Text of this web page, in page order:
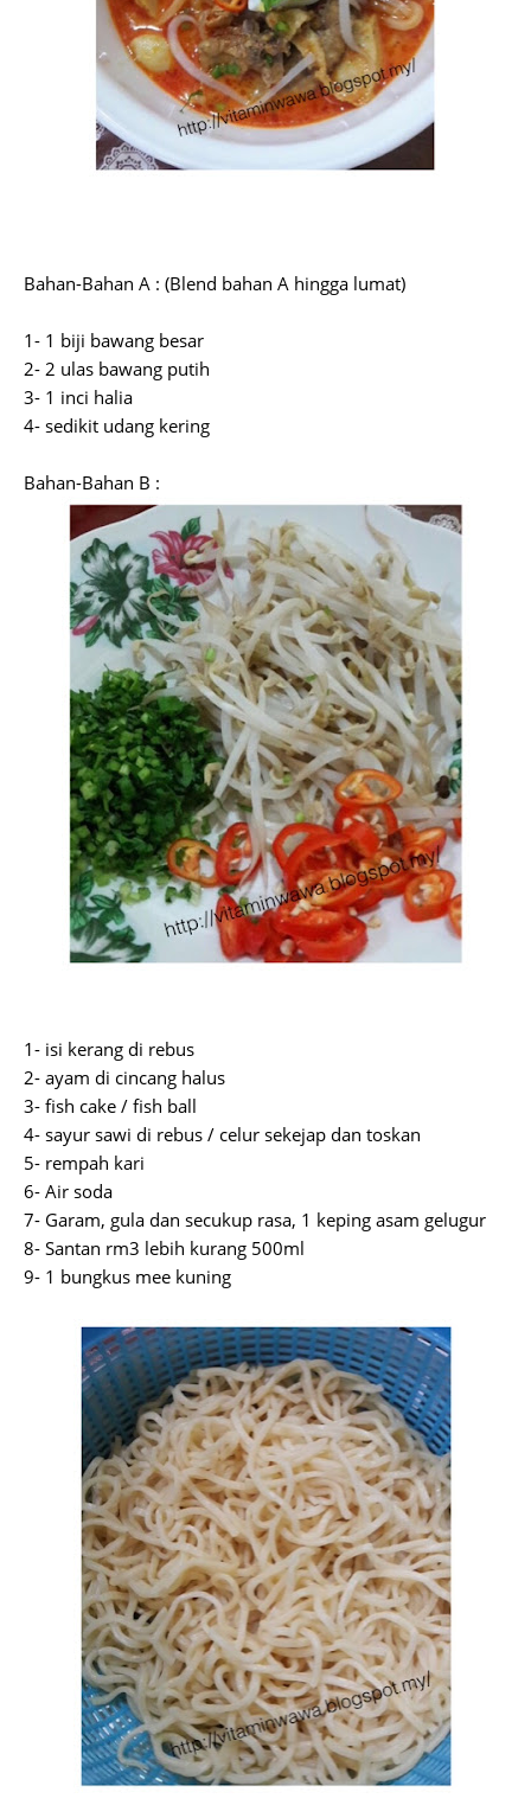
Bahan-Bahan A : (Blend bahan A hingga lumat)
1- 1 biji bawang besar
2- 2 ulas bawang putih
3- 1 inci halia
4- sedikit udang kering
Bahan-Bahan B :
1- isi kerang di rebus
2- ayam di cincang halus
3- fish cake / fish ball
4- sayur sawi di rebus / celur sekejap dan toskan
5- rempah kari
6- Air soda
7- Garam, gula dan secukup rasa, 1 keping asam gelugur
8- Santan rm3 lebih kurang 500ml
9- 1 bungkus mee kuning